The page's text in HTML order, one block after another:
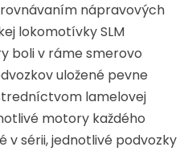
nápravových
lokomotívky SLM
boli v ráme smerovo
uložené pevne
lamelovej
motory každého
v sérii, jednotlivé podvozky